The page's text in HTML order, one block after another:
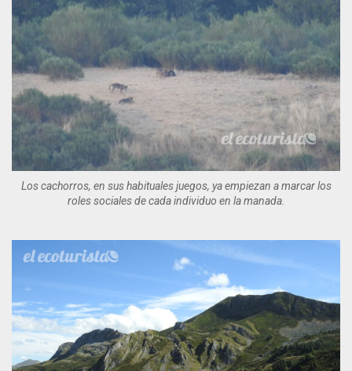
Los cachorros, en sus habituales juegos, ya empiezan a marcar los
roles sociales de cada individuo en la manada.